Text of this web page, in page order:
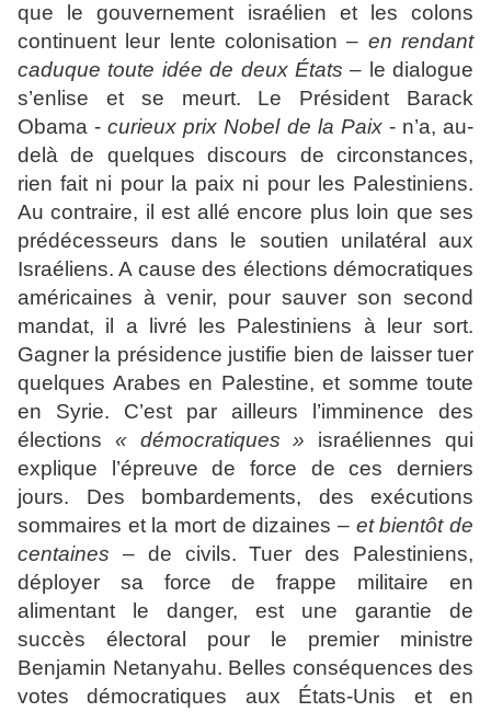
que le gouvernement israélien et les colons
continuent leur lente colonisation – en rendant
caduque toute idée de deux États – le dialogue
s’enlise et se meurt. Le Président Barack
Obama -curieux prix Nobel de la Paix- n’a, au-
delà de quelques discours de circonstances,
rien fait ni pour la paix ni pour les Palestiniens.
Au contraire, il est allé encore plus loin que ses
prédécesseurs dans le soutien unilatéral aux
Israéliens. A cause des élections démocratiques
américaines à venir, pour sauver son second
mandat, il a livré les Palestiniens à leur sort.
Gagner la présidence justifie bien de laisser tuer
quelques Arabes en Palestine, et somme toute
en Syrie. C’est par ailleurs l’imminence des
élections « démocratiques » israéliennes qui
explique l’épreuve de force de ces derniers
jours. Des bombardements, des exécutions
sommaires et la mort de dizaines – et bientôt de
centaines – de civils. Tuer des Palestiniens,
déployer sa force de frappe militaire en
alimentant le danger, est une garantie de
succès électoral pour le premier ministre
Benjamin Netanyahu. Belles conséquences des
votes démocratiques aux États-Unis et en